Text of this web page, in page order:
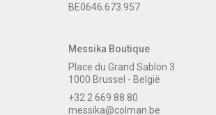
BE0646.673.957
Messika Boutique
Place du Grand Sablon 3
1000 Brussel - België
+32 2 669 88 80
messika@colman.be